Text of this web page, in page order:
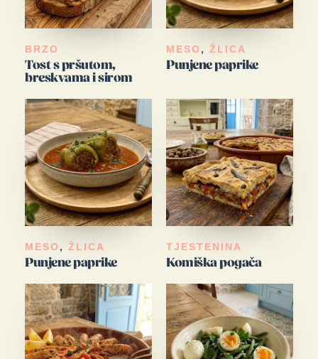
BRZO
Tost s pršutom,
breskvama i sirom
MESO , ŽLICA
Punjene paprike
MESO , ŽLICA
Punjene paprike
TJESTENINA
Komiška pogača